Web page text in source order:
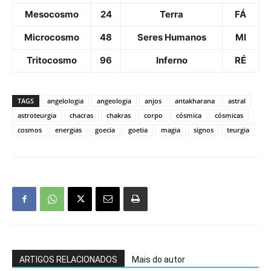
Mesocosmo 24 Terra
FÁ
Microcosmo
48 Seres Humanos
MI
Tritocosmo
96 Inferno RÉ
TAGS angelologia angeologia anjos antakharana
astral
astroteurgia
chacras chakras corpo cósmica
cósmicas
cosmos
energias goecia goetia magia signos teurgia
ARTIGOS RELACIONADOS Mais do autor